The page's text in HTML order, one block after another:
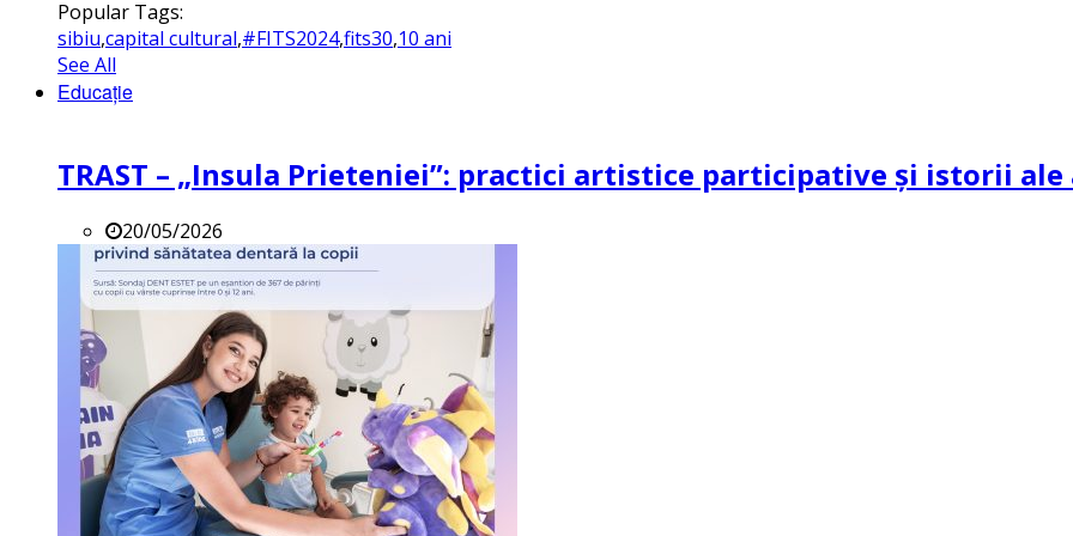
Popular Tags:
sibiu,capital cultural,#FITS2024,fits30,10 ani
See All
Educație
TRAST – „Insula Prieteniei”: practici artistice participative și istorii
20/05/2026